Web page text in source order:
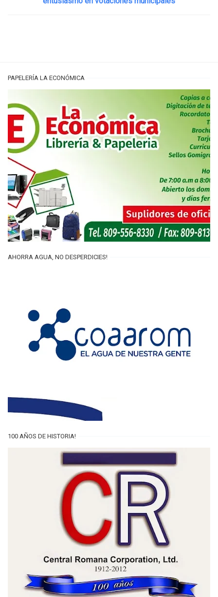
PAPELERÍA LA ECONÓMICA
AHORRA AGUA, NO DESPERDICIES!
100 AÑOS DE HISTORIA!